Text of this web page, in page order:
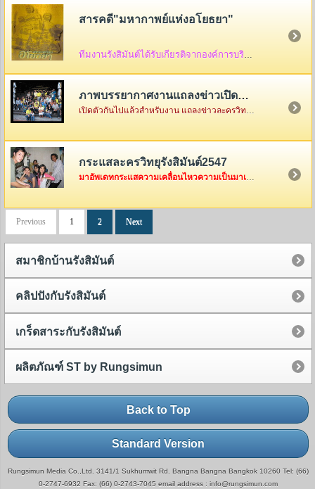
สารคดี"มหากาพย์แห่งอโยธยา"
ภาพบรรยากาศงานแถลงข่าวเปิดตัว"มหากาพย์แห่งอโยธยา"
เปิดตัวกันไปแล้วสำหรับงาน แถลงข่าวละครวิทยุอิงประวัติศาสตร์ ชุด " มหากาพย์แห่งอโยธยา" ณ คุ้มขุนแผน จังหวัดพระนครศรีอยุธยา ซึ่งในงานมีแขกรับเชิญผู้เกียรติมาร่วมงานกันคับคั่ง พร้อมด้วยเหล่าทีมงานและแฟนละครอีกมากมาย...
กระแสละครวิทยุรังสิมันต์2547
มาอัพเดทกระแสความเคลื่อนไหวความเป็นมาเป็นไปของทีมงานรังสิมันต์กันค่ะ ว่าพวกเค้าเหล่านี้ได้ไปทำอะไรกันมาบ้าง
Previous 1 2 Next
สมาชิกบ้านรังสิมันต์
คลิปปังกับรังสิมันต์
เกร็ดสาระกับรังสิมันต์
ผลิตภัณฑ์ ST by Rungsimun
Back to Top
Standard Version
Rungsimun Media Co.,Ltd. 3141/1 Sukhumwit Rd. Bangna Bangna Bangkok 10260 Tel: (66)
0-2747-6932 Fax: (66) 0-2743-7045 email address : info@rungsimun.com